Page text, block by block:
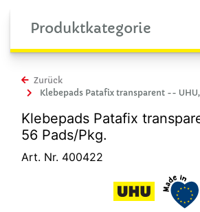
Produktkategorie
Zurück
Klebepads Patafix transparent --
Klebepads Patafix
56 Pads/Pkg.
Art. Nr. 400422